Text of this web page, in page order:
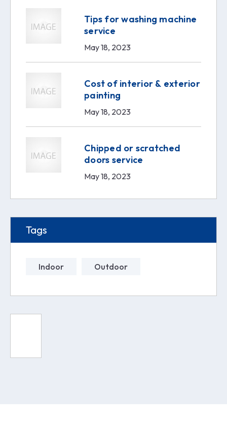
Tips for washing machine
service
May 18, 2023
Cost of interior & exterior
painting
May 18, 2023
Chipped or scratched
doors service
May 18, 2023
Tags
Indoor Outdoor